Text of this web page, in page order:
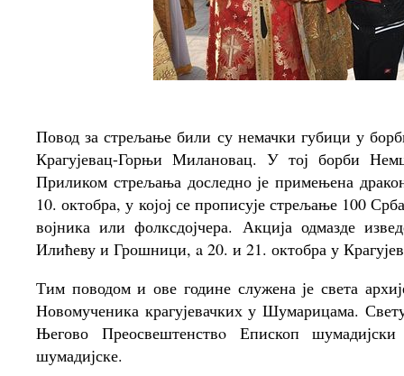
Повод за стрељање били су немачки губици у
Крагујевац-Горњи Милановац. У тој борби
Приликом стрељања доследно је примењена
10. октобра, у којој се прописује стрељање 100
војника или фолксдојчера. Акција одмазде
Илићеву и Грошници, a 20. и 21. октобра у
Тим поводом и ове године служена је света
Новомученика крагујевачких у Шумарицама.
Његово Преосвештенствo Епископ
шумадијске.